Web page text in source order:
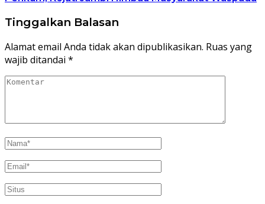
Tinggalkan Balasan
Alamat email Anda tidak akan dipublikasikan. Ruas yang
wajib ditandai *